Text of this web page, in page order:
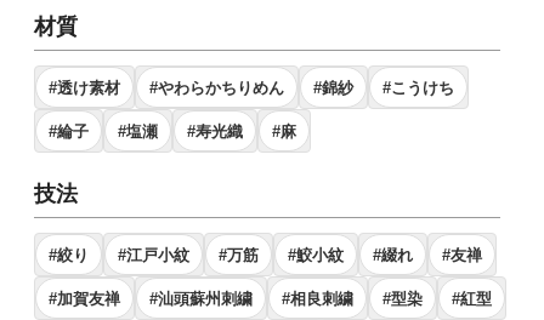
材質
#透け素材 #やわらかちりめん #錦紗 #こうけち
#綸子 #塩瀬 #寿光織 #麻
技法
#絞り #江戸小紋 #万筋 #鮫小紋 #綴れ #友禅
#加賀友禅 #汕頭蘇州刺繍 #相良刺繍 #型染 #紅型